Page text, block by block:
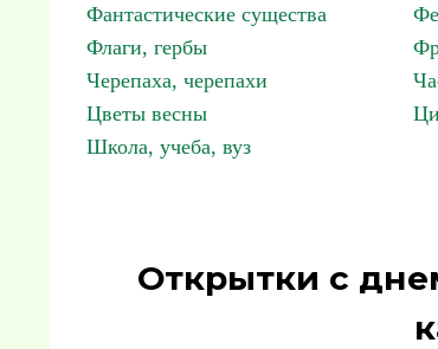
Фантастические существа
Флаги, гербы
Черепаха, черепахи
Цветы весны
Школа, учеба, вуз
Открытки с